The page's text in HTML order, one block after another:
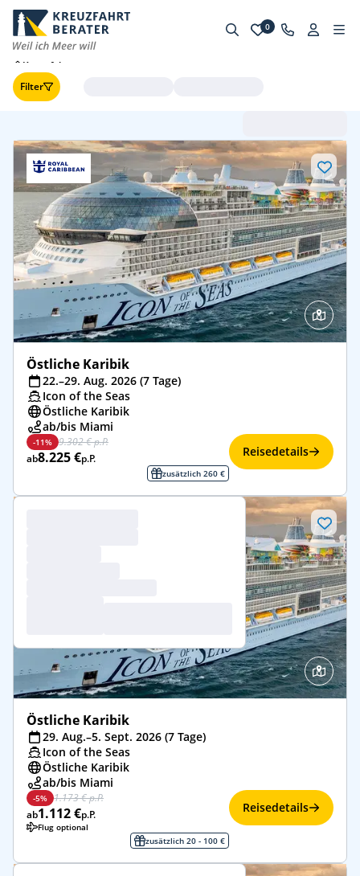
0
Kreuzfahrten
Filter
Östliche Karibik
22.–29. Aug. 2026 (7 Tage)
Icon of the Seas
Östliche Karibik
ab/bis Miami
-11% 9.302 € p.P.
ab8.225 €p.P.
zusätzlich 260 €
Reisedetails
Östliche Karibik
29. Aug.–5. Sept. 2026 (7 Tage)
Icon of the Seas
Östliche Karibik
ab/bis Miami
-5% 1.173 € p.P.
ab1.112 €p.P.
Flug optional
zusätzlich 20 - 100 €
Reisedetails